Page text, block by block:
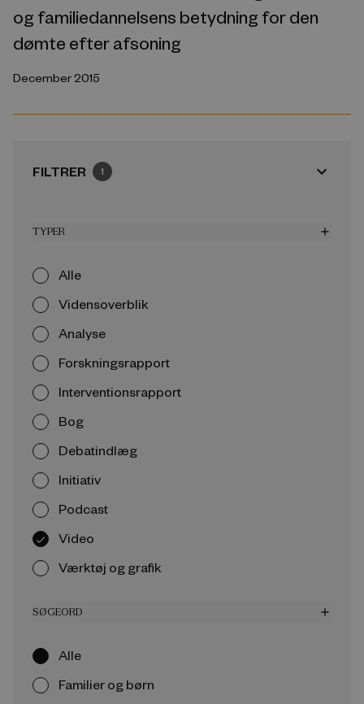
og familiedannelsens betydning for den
dømte efter afsoning
December 2015
FILTRER 1 expand_more
TYPER add
Alle
Vidensoverblik
Analyse
Forskningsrapport
Interventionsrapport
Bog
Debatindlæg
Initiativ
Podcast
Video
Værktøj og grafik
SØGEORD add
Alle
Familier og børn